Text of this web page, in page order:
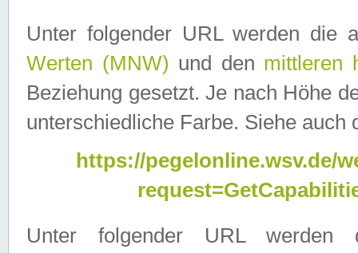
Unter folgender URL werden die
Werten (MNW) und den mittleren
Beziehung gesetzt. Je nach Höhe
unterschiedliche Farbe. Siehe auch
https://pegelonline.wsv.de/
Unter folgender URL